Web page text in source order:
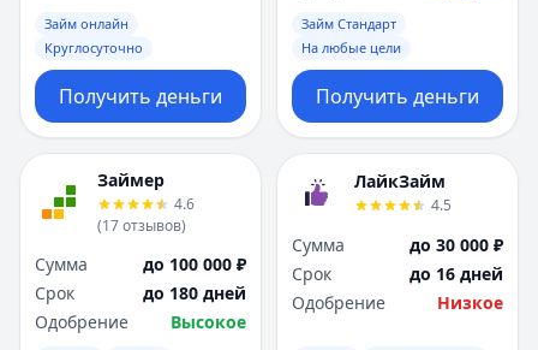
Займ онлайн
Круглосуточно
Получить деньги
Займ Стандарт
На любые цели
Получить деньги
Займер
4.6
(17отзывов)
Сумма
до 100 000 ₽
Срок
до 180 дней
Одобрение
Высокое
ЛайкЗайм
4.5
Сумма
до 30 000 ₽
Срок
до 16 дней
Одобрение
Низкое